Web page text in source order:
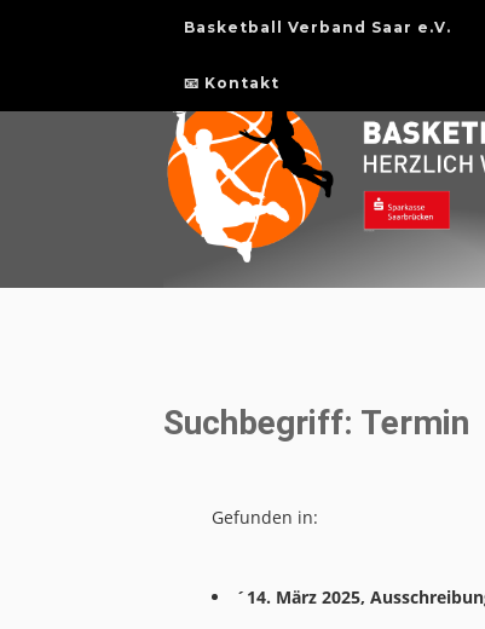
Basketball Verband Saar e.V.
📧 Kontakt
Suchbegriff: Termin
Gefunden in:
´14. März 2025,